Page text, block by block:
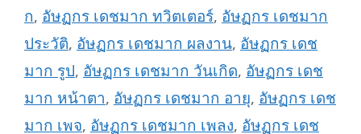
ก, อัษฏกร เดชมาก ทวิตเตอร์, อัษฏกร เดชมาก
ประวัติ, อัษฏกร เดชมาก ผลงาน, อัษฏกร เดช
มาก รูป, อัษฏกร เดชมาก วันเกิด, อัษฏกร เดช
มาก หน้าตา, อัษฏกร เดชมาก อายุ, อัษฏกร เดช
มาก เพจ, อัษฏกร เดชมาก เพลง, อัษฏกร เดช